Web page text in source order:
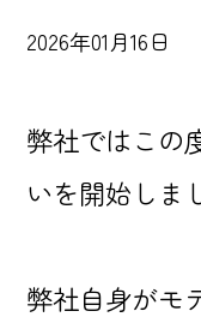
2026年01月16日
弊社ではこの
いを開始しま
弊社自身がモ